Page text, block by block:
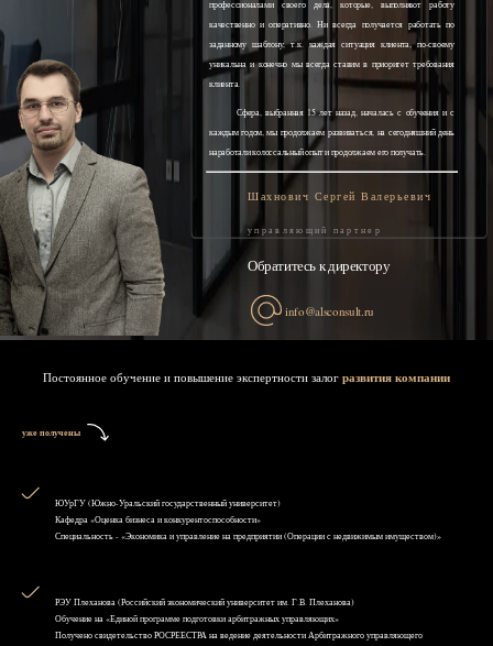
профессионалами своего дела, которые, выполняют работу
качественно и оперативно. Ни всегда получается работать по
заданному шаблону, т.к. каждая ситуация клиента, по-своему
уникальна и конечно мы всегда ставим в приоритет требования
клиента.
Сфера, выбранная 15 лет назад, началась с обучения и с
каждым годом, мы продолжаем развиваться, на сегодняшний день
наработали колоссальный опыт и продолжаем его получать.
Шахнович Сергей Валерьевич
управляющий партнер
Обратитесь к директору
info@alsconsult.ru
Постоянное обучение и повышение экспертности залог развития компании
уже получены
ЮУрГУ (Южно-Уральский государственный университет)
Кафедра «Оценка бизнеса и конкурентоспособности»
Специальность - «Экономика и управление на предприятии (Операции с недвижимым имуществом)»
РЭУ Плеханова (Российский экономический университет им. Г.В. Плеханова)
Обучение на «Единой программе подготовки арбитражных управляющих»
Получено свидетельство РОСРЕЕСТРА на ведение деятельности Арбитражного управляющего